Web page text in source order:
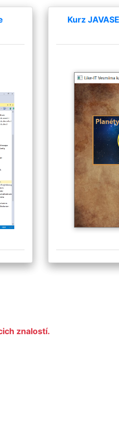
Kurz
znalostí.